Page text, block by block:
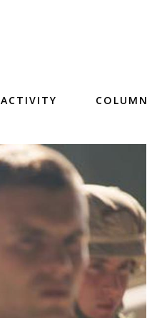
ACTIVITY COLUMN